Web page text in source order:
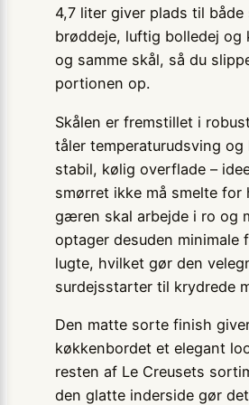
4,7 liter giver plads til både
brøddeje, luftig bolledej og
og samme skål, så du
portionen op.
Skålen er fremstillet i
tåler temperaturudsving og
stabil, kølig overflade –
smørret ikke må smelte for
gæren skal arbejde i ro og
optager desuden minimale
lugte, hvilket gør den
surdejsstarter til krydrede
Den matte sorte finish
køkkenbordet et elegant
resten af Le Creusets
den glatte inderside gør